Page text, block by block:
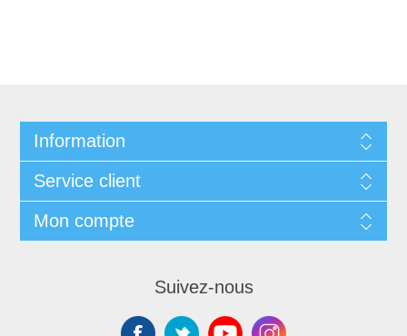
Information
Service client
Mon compte
Suivez-nous